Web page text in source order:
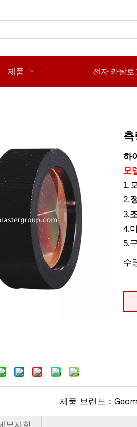
제품 전자 카탈로
하
모
1.
2.
3.
4.
5.
수
제품 브랜드：